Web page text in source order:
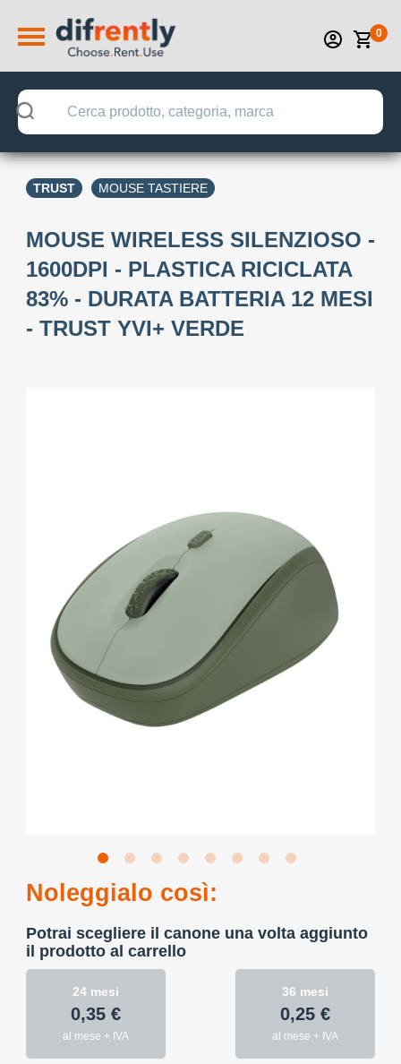
0
TRUST MOUSE TASTIERE
MOUSE WIRELESS SILENZIOSO -
1600DPI - PLASTICA RICICLATA
83% - DURATA BATTERIA 12 MESI
- TRUST YVI+ VERDE
Noleggialo così:
Potrai scegliere il canone una volta aggiunto
il prodotto al carrello
24 mesi
0,35 €
al mese + IVA
36 mesi
0,25 €
al mese + IVA